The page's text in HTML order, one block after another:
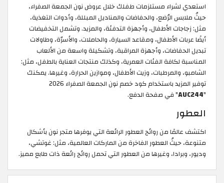
مستلزمات طفلك خلال عروض نون الجمعة الصفراء،
والحفاضات والمناديل المبللة، وأدوات التغذية،
الأطفال، وأجهزة التدفئة، والمزيد. وتشمل التخفيضات
الأطفال، ومقاعد السيارة، والحاملات، والأسرّة، وطاولات
وأجهزة المراقبة، وتشكيلة واسعة من الألعاب
الفئات العمرية، وكذلك منتجات العناية بالطفل، مثل:
وزيت الأطفال، وموازين الحرارة، وغيرها. يمكنك
باستخدام كود خصم نون الجمعة الصفراء 2026
" في صفحة الدفع.
من روائح العطور الرائعة التي يوفرها متجر نون بأشكال
العطور الفاخرة من الماركات العالمية، مثل: غوتشي،
وغيرها من العطور التي تحمل روائح رائعة ذات طابع مميز.